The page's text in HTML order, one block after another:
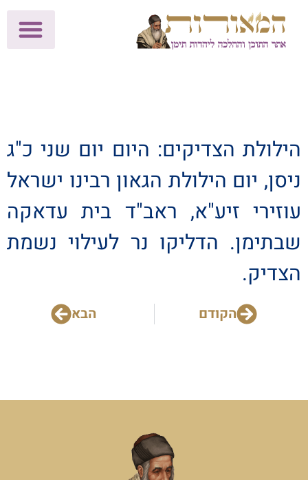
הילולת הצדיקים: היום יום שני כ"ג
ניסן, יום הילולת הגאון רבינו ישראל
עוזירי זיע"א, ראב"ד בית עדאקה
שבתימן. הדליקו נר לעילוי נשמת
הצדיק.
הקודם הבא